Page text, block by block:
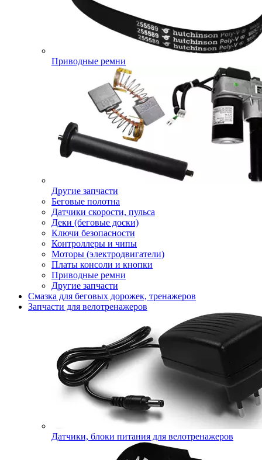
Приводные ремни
Другие запчасти
Беговые полотна
Датчики скорости, пульса
Деки (беговые доски)
Ключи безопасности
Контроллеры и чипы
Моторы (электродвигатели)
Платы консоли и кнопки
Приводные ремни
Другие запчасти
Смазка для беговых дорожек, тренажеров
Запчасти для велотренажеров
Датчики, блоки питания для велотренажеров